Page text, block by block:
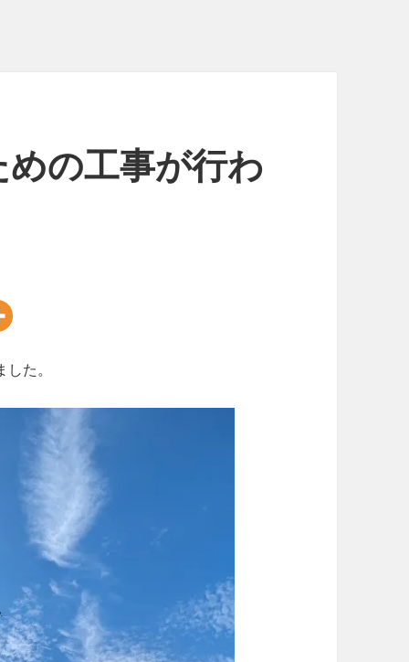
の工事が行わ
た。